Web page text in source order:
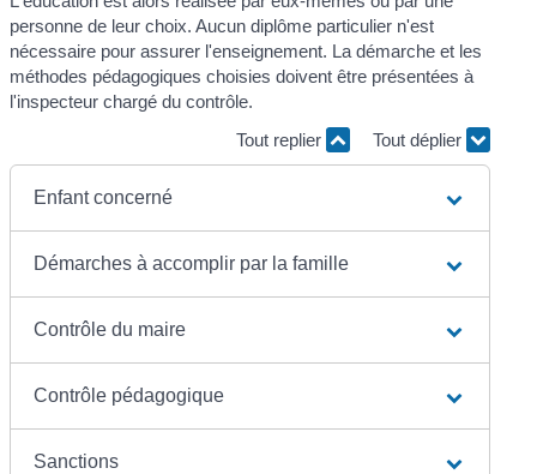
personne de leur choix. Aucun diplôme particulier n'est
nécessaire pour assurer l'enseignement. La démarche et les
méthodes pédagogiques choisies doivent être présentées à
l'inspecteur chargé du contrôle.
Tout replier
Tout déplier
Enfant concerné
Démarches à accomplir par la famille
Contrôle du maire
Contrôle pédagogique
Sanctions